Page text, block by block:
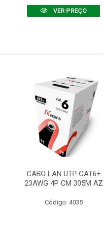
VER PREÇO
CABO LAN UTP CAT6+
23AWG 4P CM 305M AZ
Código: 4035